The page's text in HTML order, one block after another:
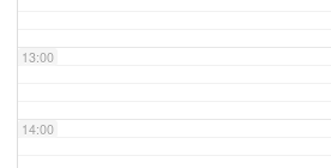
13:00
14:00